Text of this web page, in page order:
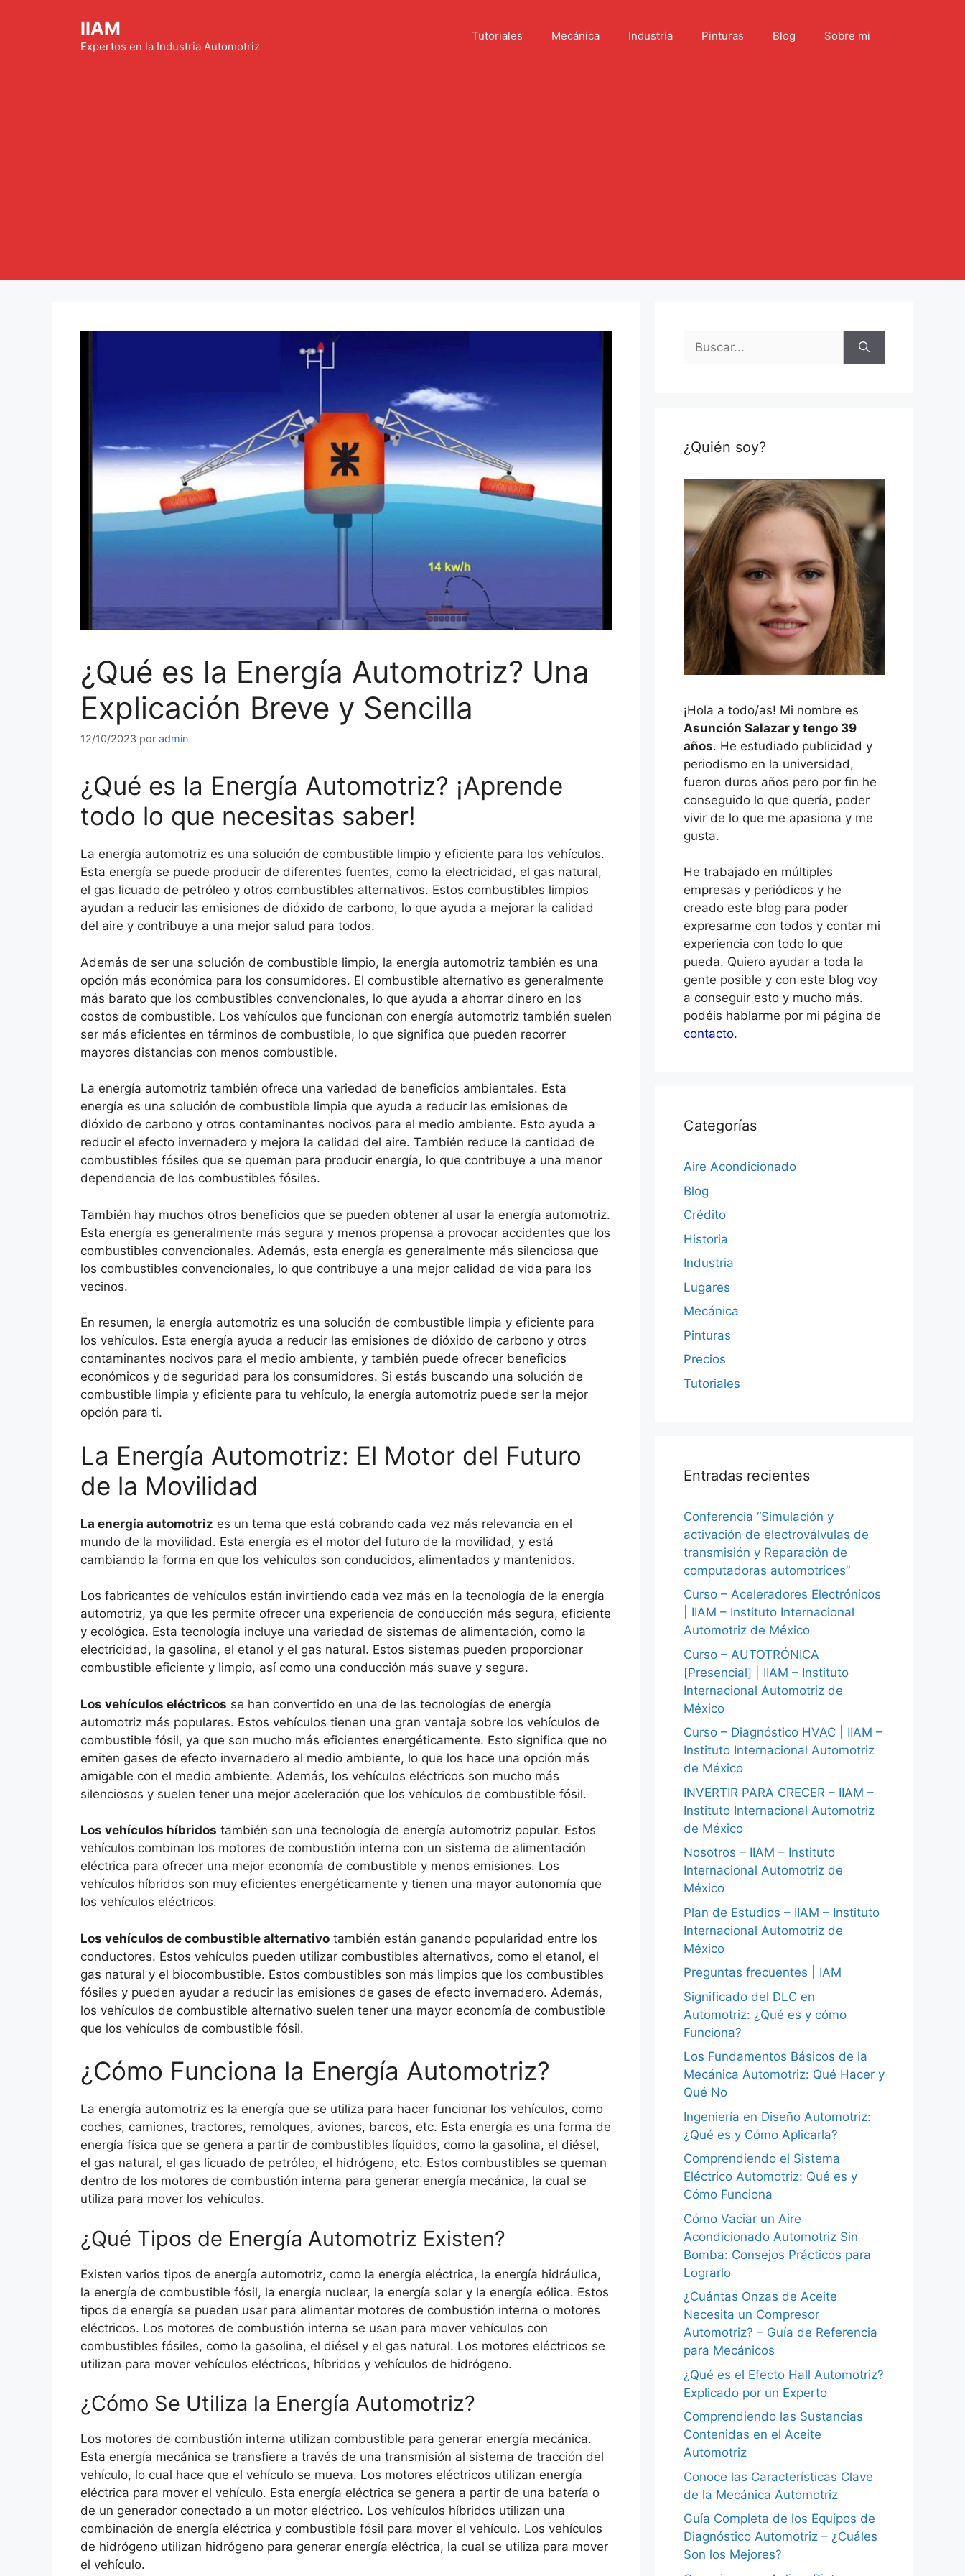
IIAM
Expertos en la Industria Automotriz
Tutoriales Mecánica Industria Pinturas Blog Sobre mi
¿Qué es la Energía Automotriz? Una
Explicación Breve y Sencilla
12/10/2023 por admin
¿Qué es la Energía Automotriz? ¡Aprende
todo lo que necesitas saber!
La energía automotriz es una solución de combustible limpio y eficiente para los vehículos.
Esta energía se puede producir de diferentes fuentes, como la electricidad, el gas natural,
el gas licuado de petróleo y otros combustibles alternativos. Estos combustibles limpios
ayudan a reducir las emisiones de dióxido de carbono, lo que ayuda a mejorar la calidad
del aire y contribuye a una mejor salud para todos.
Además de ser una solución de combustible limpio, la energía automotriz también es una
opción más económica para los consumidores. El combustible alternativo es generalmente
más barato que los combustibles convencionales, lo que ayuda a ahorrar dinero en los
costos de combustible. Los vehículos que funcionan con energía automotriz también suelen
ser más eficientes en términos de combustible, lo que significa que pueden recorrer
mayores distancias con menos combustible.
La energía automotriz también ofrece una variedad de beneficios ambientales. Esta
energía es una solución de combustible limpia que ayuda a reducir las emisiones de
dióxido de carbono y otros contaminantes nocivos para el medio ambiente. Esto ayuda a
reducir el efecto invernadero y mejora la calidad del aire. También reduce la cantidad de
combustibles fósiles que se queman para producir energía, lo que contribuye a una menor
dependencia de los combustibles fósiles.
También hay muchos otros beneficios que se pueden obtener al usar la energía automotriz.
Esta energía es generalmente más segura y menos propensa a provocar accidentes que los
combustibles convencionales. Además, esta energía es generalmente más silenciosa que
los combustibles convencionales, lo que contribuye a una mejor calidad de vida para los
vecinos.
En resumen, la energía automotriz es una solución de combustible limpia y eficiente para
los vehículos. Esta energía ayuda a reducir las emisiones de dióxido de carbono y otros
contaminantes nocivos para el medio ambiente, y también puede ofrecer beneficios
económicos y de seguridad para los consumidores. Si estás buscando una solución de
combustible limpia y eficiente para tu vehículo, la energía automotriz puede ser la mejor
opción para ti.
La Energía Automotriz: El Motor del Futuro
de la Movilidad
La energía automotriz es un tema que está cobrando cada vez más relevancia en el
mundo de la movilidad. Esta energía es el motor del futuro de la movilidad, y está
cambiando la forma en que los vehículos son conducidos, alimentados y mantenidos.
Los fabricantes de vehículos están invirtiendo cada vez más en la tecnología de la energía
automotriz, ya que les permite ofrecer una experiencia de conducción más segura, eficiente
y ecológica. Esta tecnología incluye una variedad de sistemas de alimentación, como la
electricidad, la gasolina, el etanol y el gas natural. Estos sistemas pueden proporcionar
combustible eficiente y limpio, así como una conducción más suave y segura.
Los vehículos eléctricos se han convertido en una de las tecnologías de energía
automotriz más populares. Estos vehículos tienen una gran ventaja sobre los vehículos de
combustible fósil, ya que son mucho más eficientes energéticamente. Esto significa que no
emiten gases de efecto invernadero al medio ambiente, lo que los hace una opción más
amigable con el medio ambiente. Además, los vehículos eléctricos son mucho más
silenciosos y suelen tener una mejor aceleración que los vehículos de combustible fósil.
Los vehículos híbridos también son una tecnología de energía automotriz popular. Estos
vehículos combinan los motores de combustión interna con un sistema de alimentación
eléctrica para ofrecer una mejor economía de combustible y menos emisiones. Los
vehículos híbridos son muy eficientes energéticamente y tienen una mayor autonomía que
los vehículos eléctricos.
Los vehículos de combustible alternativo también están ganando popularidad entre los
conductores. Estos vehículos pueden utilizar combustibles alternativos, como el etanol, el
gas natural y el biocombustible. Estos combustibles son más limpios que los combustibles
fósiles y pueden ayudar a reducir las emisiones de gases de efecto invernadero. Además,
los vehículos de combustible alternativo suelen tener una mayor economía de combustible
que los vehículos de combustible fósil.
¿Cómo Funciona la Energía Automotriz?
La energía automotriz es la energía que se utiliza para hacer funcionar los vehículos, como
coches, camiones, tractores, remolques, aviones, barcos, etc. Esta energía es una forma de
energía física que se genera a partir de combustibles líquidos, como la gasolina, el diésel,
el gas natural, el gas licuado de petróleo, el hidrógeno, etc. Estos combustibles se queman
dentro de los motores de combustión interna para generar energía mecánica, la cual se
utiliza para mover los vehículos.
¿Qué Tipos de Energía Automotriz Existen?
Existen varios tipos de energía automotriz, como la energía eléctrica, la energía hidráulica,
la energía de combustible fósil, la energía nuclear, la energía solar y la energía eólica. Estos
tipos de energía se pueden usar para alimentar motores de combustión interna o motores
eléctricos. Los motores de combustión interna se usan para mover vehículos con
combustibles fósiles, como la gasolina, el diésel y el gas natural. Los motores eléctricos se
utilizan para mover vehículos eléctricos, híbridos y vehículos de hidrógeno.
¿Cómo Se Utiliza la Energía Automotriz?
Los motores de combustión interna utilizan combustible para generar energía mecánica.
Esta energía mecánica se transfiere a través de una transmisión al sistema de tracción del
vehículo, lo cual hace que el vehículo se mueva. Los motores eléctricos utilizan energía
eléctrica para mover el vehículo. Esta energía eléctrica se genera a partir de una batería o
de un generador conectado a un motor eléctrico. Los vehículos híbridos utilizan una
combinación de energía eléctrica y combustible fósil para mover el vehículo. Los vehículos
de hidrógeno utilizan hidrógeno para generar energía eléctrica, la cual se utiliza para mover
el vehículo.
Buscar:
¿Quién soy?
¡Hola a todo/as! Mi nombre es
Asunción Salazar y tengo 39
años. He estudiado publicidad y
periodismo en la universidad,
fueron duros años pero por fin he
conseguido lo que quería, poder
vivir de lo que me apasiona y me
gusta.
He trabajado en múltiples
empresas y periódicos y he
creado este blog para poder
expresarme con todos y contar mi
experiencia con todo lo que
pueda. Quiero ayudar a toda la
gente posible y con este blog voy
a conseguir esto y mucho más.
podéis hablarme por mi página de
contacto.
Categorías
Aire Acondicionado
Blog
Crédito
Historia
Industria
Lugares
Mecánica
Pinturas
Precios
Tutoriales
Entradas recientes
Conferencia “Simulación y
activación de electroválvulas de
transmisión y Reparación de
computadoras automotrices”
Curso – Aceleradores Electrónicos
| IIAM – Instituto Internacional
Automotriz de México
Curso – AUTOTRÓNICA
[Presencial] | IIAM – Instituto
Internacional Automotriz de
México
Curso – Diagnóstico HVAC | IIAM –
Instituto Internacional Automotriz
de México
INVERTIR PARA CRECER – IIAM –
Instituto Internacional Automotriz
de México
Nosotros – IIAM – Instituto
Internacional Automotriz de
México
Plan de Estudios – IIAM – Instituto
Internacional Automotriz de
México
Preguntas frecuentes | IAM
Significado del DLC en
Automotriz: ¿Qué es y cómo
Funciona?
Los Fundamentos Básicos de la
Mecánica Automotriz: Qué Hacer y
Qué No
Ingeniería en Diseño Automotriz:
¿Qué es y Cómo Aplicarla?
Comprendiendo el Sistema
Eléctrico Automotriz: Qué es y
Cómo Funciona
Cómo Vaciar un Aire
Acondicionado Automotriz Sin
Bomba: Consejos Prácticos para
Lograrlo
¿Cuántas Onzas de Aceite
Necesita un Compresor
Automotriz? – Guía de Referencia
para Mecánicos
¿Qué es el Efecto Hall Automotriz?
Explicado por un Experto
Comprendiendo las Sustancias
Contenidas en el Aceite
Automotriz
Conoce las Características Clave
de la Mecánica Automotriz
Guía Completa de los Equipos de
Diagnóstico Automotriz – ¿Cuáles
Son los Mejores?